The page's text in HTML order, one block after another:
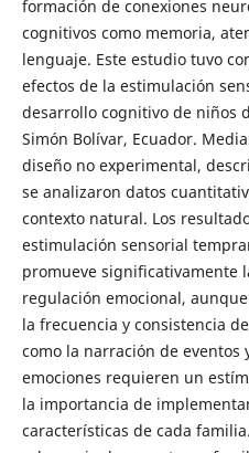
formación de conexiones
cognitivos como memoria,
lenguaje. Este estudio tuvo
efectos de la estimulación
desarrollo cognitivo de niños
Simón Bolívar, Ecuador.
diseño no experimental,
se analizaron datos
contexto natural. Los
estimulación sensorial
promueve significativamente
regulación emocional,
la frecuencia y consistencia
como la narración de eventos
emociones requieren un
la importancia de
características de cada